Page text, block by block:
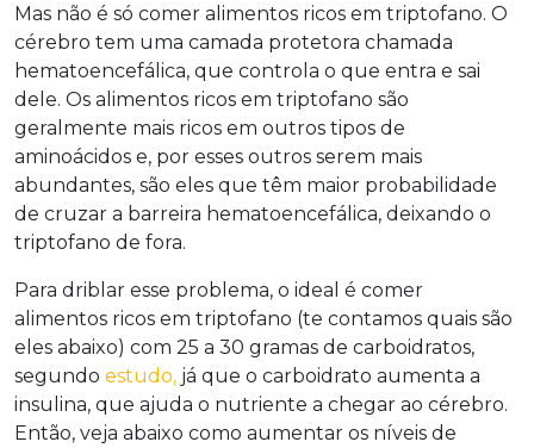
Mas não é só comer alimentos ricos em triptofano. O
cérebro tem uma camada protetora chamada
hematoencefálica, que controla o que entra e sai
dele. Os alimentos ricos em triptofano são
geralmente mais ricos em outros tipos de
aminoácidos e, por esses outros serem mais
abundantes, são eles que têm maior probabilidade
de cruzar a barreira hematoencefálica, deixando o
triptofano de fora.
Para driblar esse problema, o ideal é comer
alimentos ricos em triptofano (te contamos quais são
eles abaixo) com 25 a 30 gramas de carboidratos,
segundo estudo, já que o carboidrato aumenta a
insulina, que ajuda o nutriente a chegar ao cérebro.
Então, veja abaixo como aumentar os níveis de